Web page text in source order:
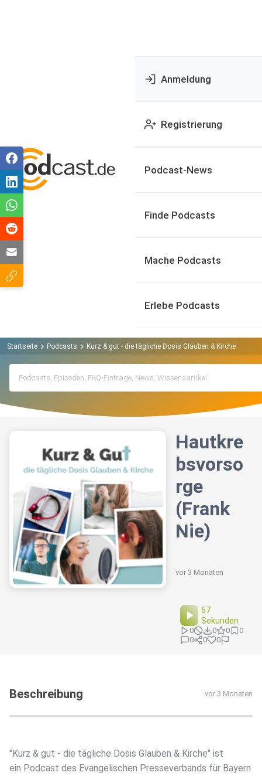
Anmeldung
Registrierung
Podcast-News
Finde Podcasts
Mache Podcasts
Erlebe Podcasts
Startseite Podcasts Kurz & gut - die tägliche Dosis Glauben & Kirche
Hautkre
bsvorso
rge
(Frank
Nie)
vor 3 Monaten
67
Sekunden
0 0 0
0
0
0 0
Beschreibung vor 3 Monaten
"Kurz & gut - die tägliche Dosis Glauben & Kirche" ist
ein Podcast des Evangelischen Presseverbands für Bayern